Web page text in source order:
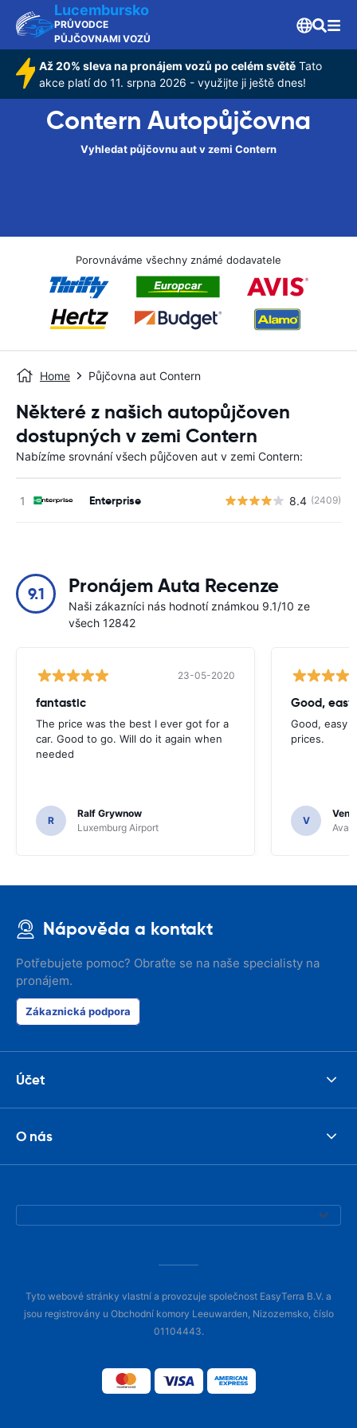
Lucembursko
PRŮVODCE
PŮJČOVNAMI VOZŮ
Až 20% sleva na pronájem vozů po celém světě Tato
akce platí do 11. srpna 2026 - využijte ji ještě dnes!
Contern Autopůjčovna
Vyhledat půjčovnu aut v zemi Contern
Porovnáváme všechny známé dodavatele
Home Půjčovna aut Contern
Některé z našich autopůjčoven
dostupných v zemi Contern
Nabízíme srovnání všech půjčoven aut v zemi Contern:
Enterprise 8.4 (2409)
9.1 Pronájem Auta Recenze
Naši zákazníci nás hodnotí známkou 9.1/10 ze
všech 12842
23-05-2020
fantastic
The price was the best I ever got for a
car. Good to go. Will do it again when
needed
R
Ralf Grywnow
Luxemburg Airport
Good,
Good, easy
prices.
V
Nápověda a kontakt
Potřebujete pomoc? Obraťte se na naše specialisty na
pronájem.
Zákaznická podpora
Účet
O nás
Tyto webové stránky vlastní a provozuje společnost EasyTerra B.V. a
jsou registrovány u Obchodní komory Leeuwarden, Nizozemsko, číslo
01104443.